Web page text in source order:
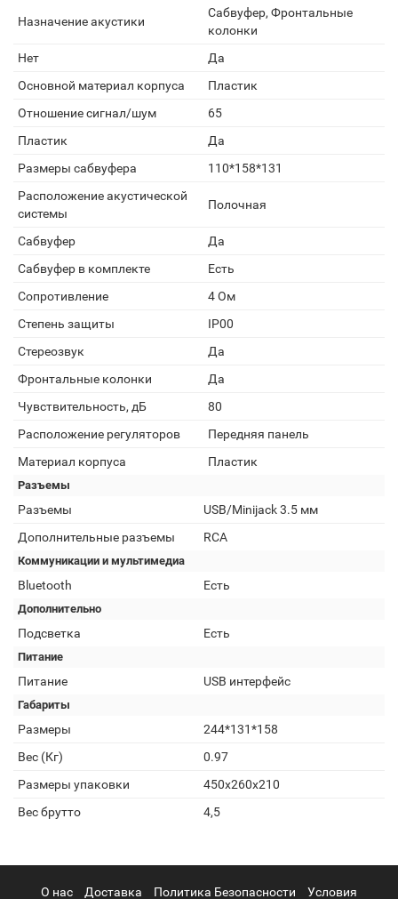
Назначение акустики
Сабвуфер, Фронтальные
колонки
Нет
Да
Основной материал корпуса
Пластик
Отношение сигнал/шум
65
Пластик
Да
Размеры сабвуфера
110*158*131
Расположение акустической
системы
Полочная
Сабвуфер
Да
Сабвуфер в комплекте
Есть
Сопротивление
4 Ом
Степень защиты
IP00
Стереозвук
Да
Фронтальные колонки
Да
Чувствительность, дБ
80
Расположение регуляторов
Передняя панель
Материал корпуса
Пластик
Разъемы
Разъемы
USB/Minijack 3.5 мм
Дополнительные разъемы
RCA
Коммуникации и мультимедиа
Bluetooth Есть
Дополнительно
Подсветка Есть
Питание
Питание USB интерфейс
Габариты
Размеры
244*131*158
Вес (Кг)
0.97
Размеры упаковки
450х260х210
Вес брутто
4,5
О нас Доставка Политика Безопасности Условия